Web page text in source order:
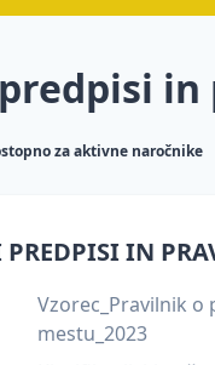
za aktivne naročnike
IN
Vzorec_Pravilnik
mestu_2023